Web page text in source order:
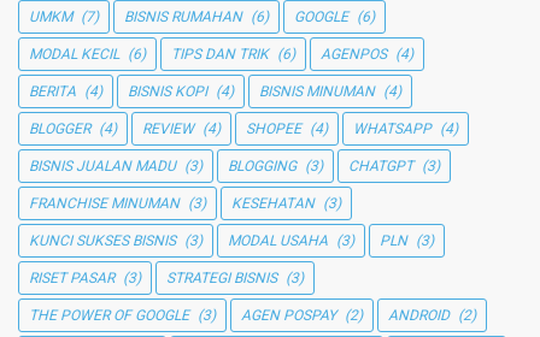
UMKM (7) BISNIS RUMAHAN (6) GOOGLE (6)
MODAL KECIL (6) TIPS DAN TRIK (6) AGENPOS (4)
BERITA (4) BISNIS KOPI (4) BISNIS MINUMAN (4)
BLOGGER (4) REVIEW (4) SHOPEE (4) WHATSAPP (4)
BISNIS JUALAN MADU (3) BLOGGING (3) CHATGPT (3)
FRANCHISE MINUMAN (3) KESEHATAN (3)
KUNCI SUKSES BISNIS (3) MODAL USAHA (3) PLN (3)
RISET PASAR (3) STRATEGI BISNIS (3)
THE POWER OF GOOGLE (3) AGEN POSPAY (2) ANDROID (2)